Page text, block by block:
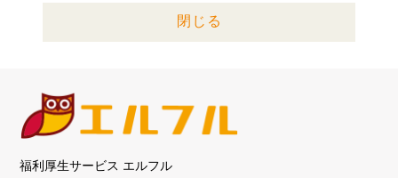
閉じる
福利厚生サービス エルフル